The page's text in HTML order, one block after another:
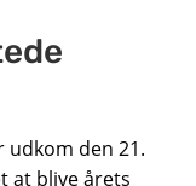
udkom den 21.
at blive årets